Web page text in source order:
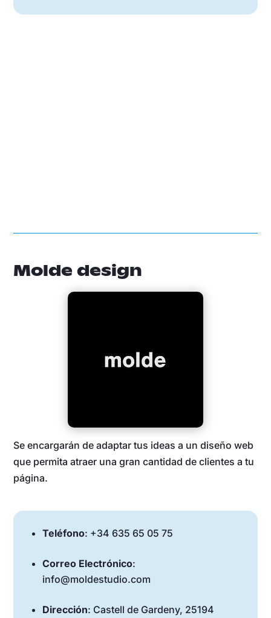
Molde design
Se encargarán de adaptar tus ideas a un diseño web
que permita atraer una gran cantidad de clientes a tu
página.
Teléfono: +34 635 65 05 75
Correo Electrónico:
info@moldestudio.com
Dirección: Castell de Gardeny, 25194